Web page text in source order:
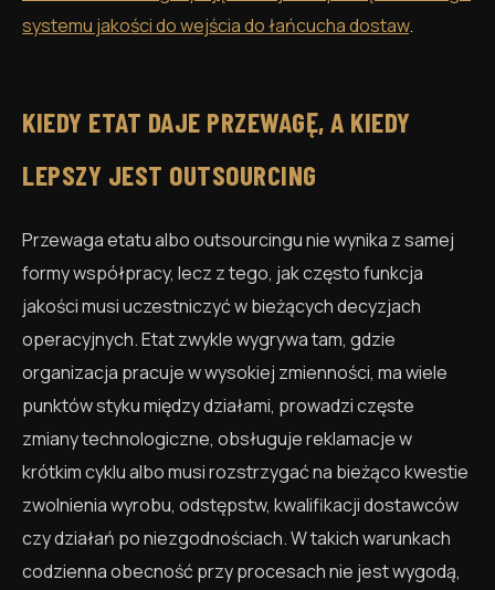
systemu jakości do wejścia do łańcucha dostaw.
KIEDY ETAT DAJE PRZEWAGĘ, A KIEDY
LEPSZY JEST OUTSOURCING
Przewaga etatu albo outsourcingu nie wynika z samej
formy współpracy, lecz z tego, jak często funkcja
jakości musi uczestniczyć w bieżących decyzjach
operacyjnych. Etat zwykle wygrywa tam, gdzie
organizacja pracuje w wysokiej zmienności, ma wiele
punktów styku między działami, prowadzi częste
zmiany technologiczne, obsługuje reklamacje w
krótkim cyklu albo musi rozstrzygać na bieżąco kwestie
zwolnienia wyrobu, odstępstw, kwalifikacji dostawców
czy działań po niezgodnościach. W takich warunkach
codzienna obecność przy procesach nie jest wygodą,